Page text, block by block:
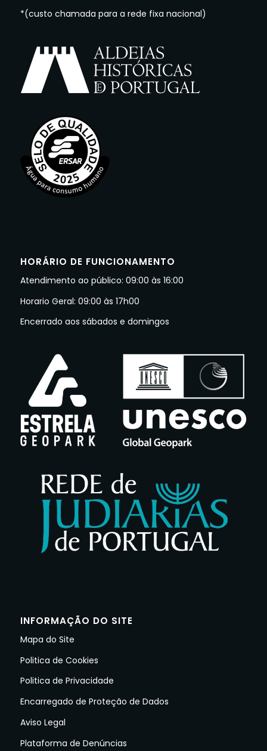
*(custo chamada para a rede fixa nacional)
HORÁRIO DE FUNCIONAMENTO
Atendimento ao público: 09:00 às 16:00
Horario Geral: 09:00 às 17h00
Encerrado aos sábados e domingos
INFORMAÇÃO DO SITE
Mapa do Site
Politica de Cookies
Politica de Privacidade
Encarregado de Proteção de Dados
Aviso Legal
Plataforma de Denúncias